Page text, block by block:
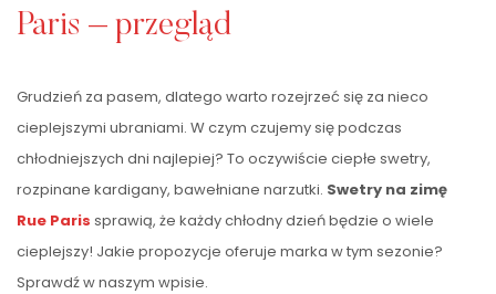
Paris – przegląd
Grudzień za pasem, dlatego warto rozejrzeć się za nieco
cieplejszymi ubraniami. W czym czujemy się podczas
chłodniejszych dni najlepiej? To oczywiście ciepłe swetry,
rozpinane kardigany, bawełniane narzutki. Swetry na zimę
Rue Paris sprawią, że każdy chłodny dzień będzie o wiele
cieplejszy! Jakie propozycje oferuje marka w tym sezonie?
Sprawdź w naszym wpisie.